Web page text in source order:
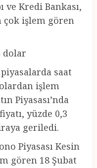
ve Kredi Bankası,
çok işlem gören
dolar
saat
işlem
Piyasası’nda
yüzde 0,3
geriledi.
Piyasası Kesin
gören 18 Şubat